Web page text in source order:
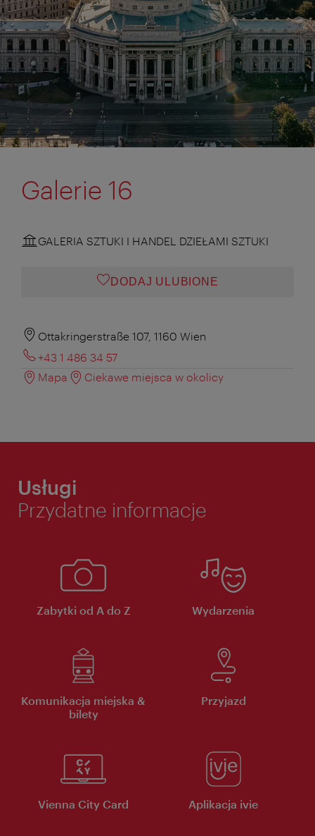
Galerie 16
GALERIA SZTUKI I HANDEL DZIEŁAMI SZTUKI
DODAJ ULUBIONE
Ottakringerstraße 107, 1160 Wien
+43 1 486 34 57
Mapa
Ciekawe miejsca w okolicy
Usługi
Przydatne informacje
Zabytki od A do Z Wydarzenia
Komunikacja miejska &
bilety
Przyjazd
Vienna City Card Aplikacja ivie